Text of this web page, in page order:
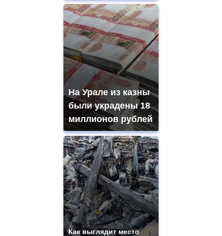
На Урале из казны
были украдены 18
миллионов рублей
Как выглядит место